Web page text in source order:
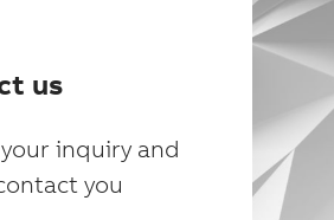
us
inquiry and
you